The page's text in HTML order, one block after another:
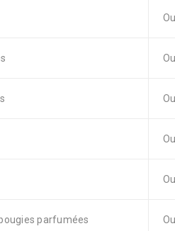
parfumées